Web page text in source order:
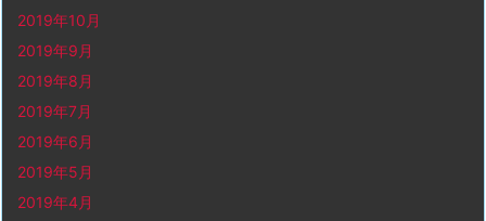
2019年10月
2019年9月
2019年8月
2019年7月
2019年6月
2019年5月
2019年4月